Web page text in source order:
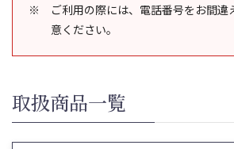
ご利用の際には、電話番号をお間違
意ください。
取扱商品一覧